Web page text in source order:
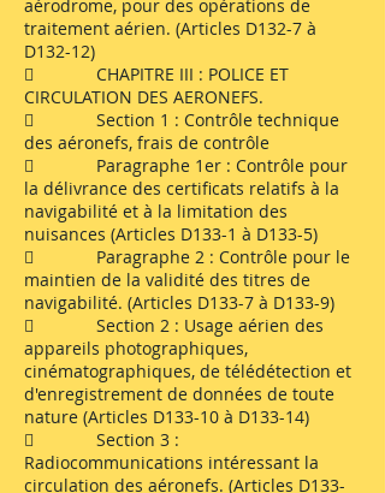
aérodrome, pour des opérations de
traitement aérien. (Articles D132-7 à
D132-12)
 CHAPITRE III : POLICE ET
CIRCULATION DES AERONEFS.
 Section 1 : Contrôle technique
des aéronefs, frais de contrôle
 Paragraphe 1er : Contrôle pour
la délivrance des certificats relatifs à la
navigabilité et à la limitation des
nuisances (Articles D133-1 à D133-5)
 Paragraphe 2 : Contrôle pour le
maintien de la validité des titres de
navigabilité. (Articles D133-7 à D133-9)
 Section 2 : Usage aérien des
appareils photographiques,
cinématographiques, de télédétection et
d'enregistrement de données de toute
nature (Articles D133-10 à D133-14)
 Section 3 :
Radiocommunications intéressant la
circulation des aéronefs. (Articles D133-